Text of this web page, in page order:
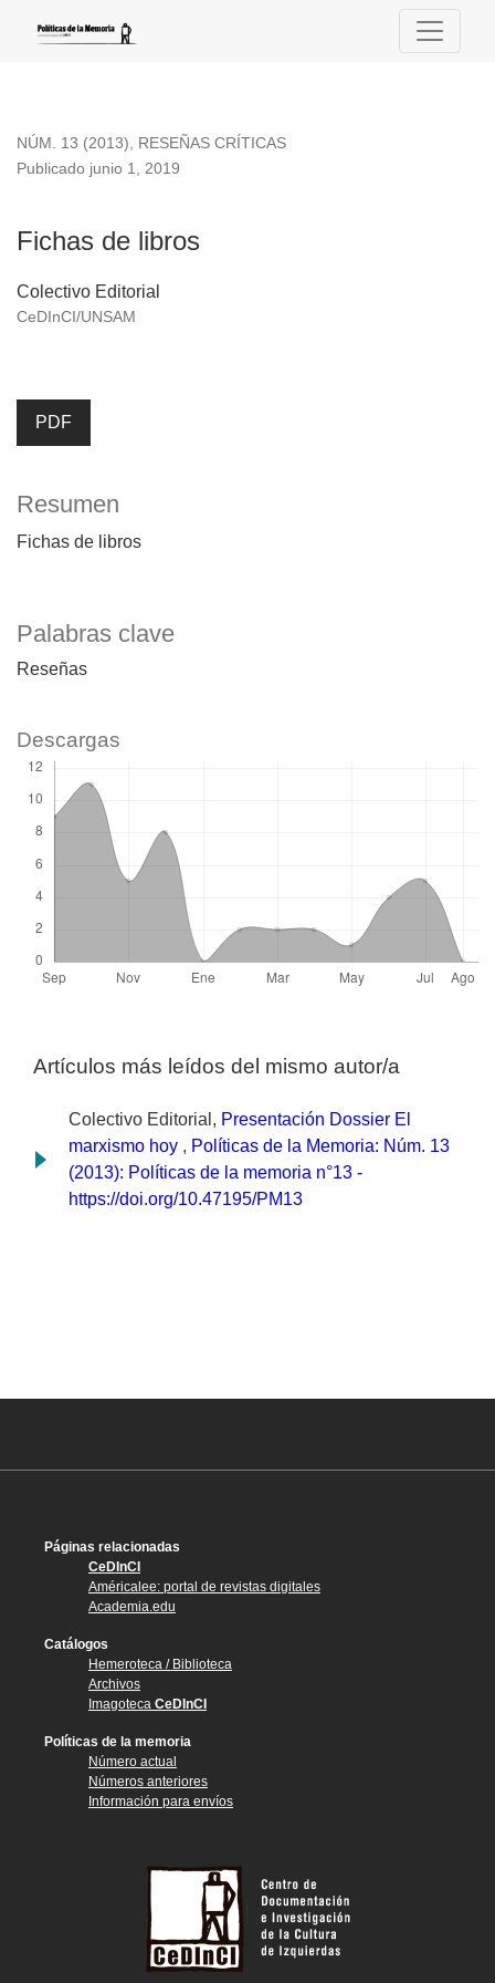
NÚM. 13 (2013), RESEÑAS CRÍTICAS
Fichas de libros
Publicado junio 1, 2019
Colectivo Editorial
CeDInCI/UNSAM
PDF
Palabras clave
Reseñas
Resumen
Fichas de libros
Descargas
Artículos más leídos del mismo autor/a
Colectivo Editorial, Presentación Dossier El
marxismo hoy , Políticas de la Memoria: Núm. 13
(2013): Políticas de la memoria n°13 -
https://doi.org/10.47195/PM13
Páginas relacionadas
CeDInCI
Américalee: portal de revistas digitales
Academia.edu
Catálogos
Hemeroteca / Biblioteca
Archivos
Imagoteca CeDInCI
Políticas de la memoria
Número actual
Números anteriores
Información para envíos